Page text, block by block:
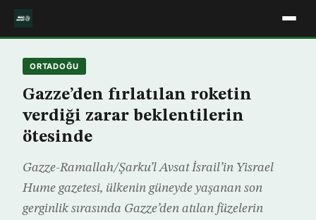
ORTADOĞU
Gazze’den fırlatılan roketin
verdiği zarar beklentilerin
ötesinde
Gazze-Ramallah/Şarku’l Avsat İsrail’in Yisrael
Hume gazetesi, ülkenin güneyde yaşanan son
gerginlik sırasında Gazze’den atılan füzelerin